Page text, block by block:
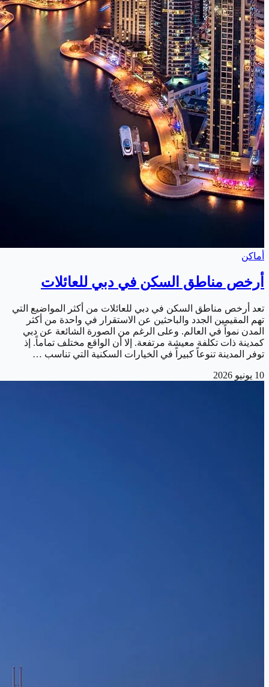
أماكن
أرخص مناطق السكن في دبي للعائلات
تعد أرخص مناطق السكن في دبي للعائلات من أكثر المواضيع التي
تهم المقيمين الجدد والباحثين عن الاستقرار في واحدة من أكثر
المدن نمواً في العالم. وعلى الرغم من الصورة الشائعة عن دبي
كمدينة ذات تكلفة معيشة مرتفعة. إلا أن الواقع مختلف تماماً. إذ
توفر المدينة تنوعاً كبيراً في الخيارات السكنية التي تناسب …
10 يونيو 2026